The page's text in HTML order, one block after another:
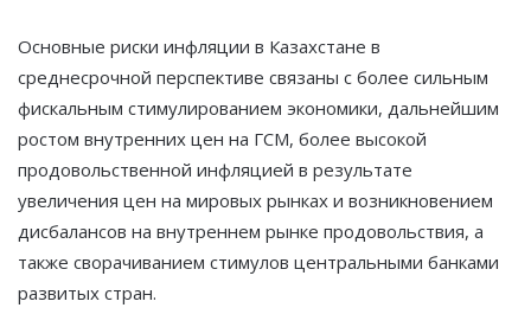
Основные риски инфляции в Казахстане в
среднесрочной перспективе связаны с более сильным
фискальным стимулированием экономики, дальнейшим
ростом внутренних цен на ГСМ, более высокой
продовольственной инфляцией в результате
увеличения цен на мировых рынках и возникновением
дисбалансов на внутреннем рынке продовольствия, а
также сворачиванием стимулов центральными банками
развитых стран.